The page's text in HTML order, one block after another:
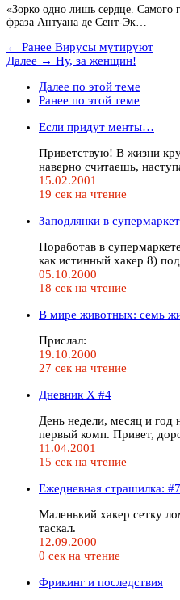
«Зорко одно лишь сердце. Самого
фраза Антуана де Сент-Эк…
← Ранее Вирусы мутируют
Далее → Ну, за женщин!
Далее по этой теме
Ранее по этой теме
Если придут менты…
Приветствую! В жизни
наверно считаешь,
15.02.2001
19 сек на чтение
Заподлянки в
Поработав в
как истинный хакер 8)
05.10.2000
18 сек на чтение
В мире животных: семь
Прислал:
19.10.2000
27 сек на чтение
Дневник Х #4
День недели, месяц и
первый комп. Привет,
11.04.2001
15 сек на чтение
Ежедневная страшилка:
Маленький хакер сетку
таскал.
12.09.2000
0 сек на чтение
Фрикинг и последствия